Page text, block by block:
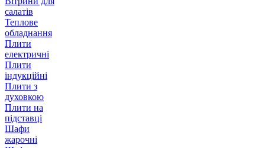
салатів
Теплове
обладнання
Плити
електричні
Плити
індукційні
Плити з
духовкою
Плити на
підставці
Шафи
жарочні